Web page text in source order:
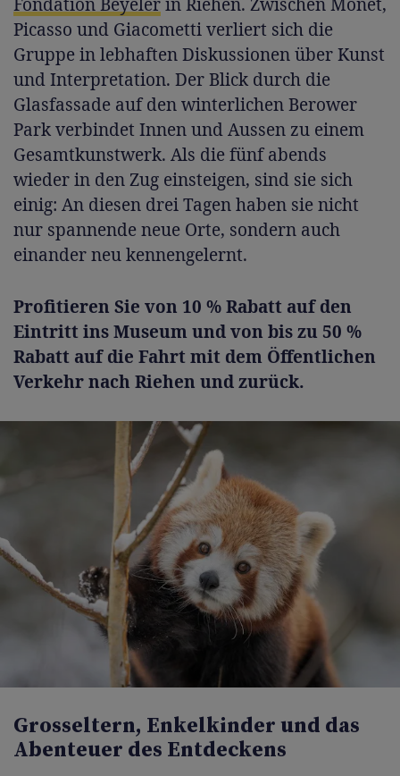
Picasso und Giacometti verliert sich die
Gruppe in lebhaften Diskussionen über Kunst
und Interpretation. Der Blick durch die
Glasfassade auf den winterlichen Berower
Park verbindet Innen und Aussen zu einem
Gesamtkunstwerk. Als die fünf abends
wieder in den Zug einsteigen, sind sie sich
einig: An diesen drei Tagen haben sie nicht
nur spannende neue Orte, sondern auch
einander neu kennengelernt.
Profitieren Sie von 10 % Rabatt auf den
Eintritt ins Museum und von bis zu 50 %
Rabatt auf die Fahrt mit dem Öffentlichen
Verkehr nach Riehen und zurück.
Grosseltern, Enkelkinder und das
Abenteuer des Entdeckens